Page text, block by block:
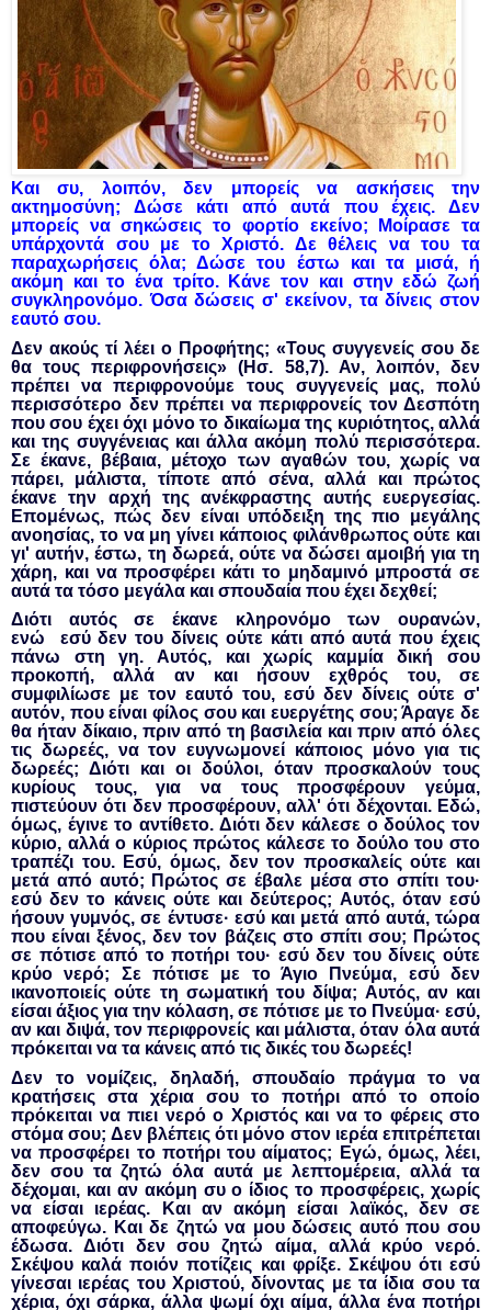
Και συ, λοιπόν, δεν μπορείς να ασκήσεις την
ακτημοσύνη; Δώσε κάτι από αυτά που έχεις. Δεν
μπορείς να σηκώσεις το φορτίο εκείνο; Μοίρασε τα
υπάρχοντά σου με το Χριστό. Δε θέλεις να του τα
παραχωρήσεις όλα; Δώσε του έστω και τα μισά, ή
ακόμη και το ένα τρίτο. Κάνε τον και στην εδώ ζωή
συγκληρονόμο. Όσα δώσεις σ' εκείνον, τα δίνεις στον
εαυτό σου.
Δεν ακούς τί λέει ο Προφήτης; «Τους συγγενείς σου δε
θα τους περιφρονήσεις» (Ησ. 58,7). Αν, λοιπόν, δεν
πρέπει να περιφρονούμε τους συγγενείς μας, πολύ
περισσότερο δεν πρέπει να περιφρονείς τον Δεσπότη
που σου έχει όχι μόνο το δικαίωμα της κυριότητος, αλλά
και της συγγένειας και άλλα ακόμη πολύ περισσότερα.
Σε έκανε, βέβαια, μέτοχο των αγαθών του, χωρίς να
πάρει, μάλιστα, τίποτε από σένα, αλλά και πρώτος
έκανε την αρχή της ανέκφραστης αυτής ευεργεσίας.
Επομένως, πώς δεν είναι υπόδειξη της πιο μεγάλης
ανοησίας, το να μη γίνει κάποιος φιλάνθρωπος ούτε και
γι' αυτήν, έστω, τη δωρεά, ούτε να δώσει αμοιβή για τη
χάρη, και να προσφέρει κάτι το μηδαμινό μπροστά σε
αυτά τα τόσο μεγάλα και σπουδαία που έχει δεχθεί;
Διότι αυτός σε έκανε κληρονόμο των ουρανών,
ενώ
εσύ δεν του δίνεις ούτε κάτι από αυτά που έχεις
πάνω στη γη. Αυτός, και χωρίς καμμία δική σου
προκοπή, αλλά αν και ήσουν εχθρός του, σε
συμφιλίωσε με τον εαυτό του, εσύ δεν δίνεις ούτε σ'
αυτόν, που είναι φίλος σου και ευεργέτης σου; Άραγε δε
θα ήταν δίκαιο, πριν από τη βασιλεία και πριν από όλες
τις δωρεές, να τον ευγνωμονεί κάποιος μόνο για τις
δωρεές; Διότι και οι δούλοι, όταν προσκαλούν τους
κυρίους τους, για να τους προσφέρουν γεύμα,
πιστεύουν ότι δεν προσφέρουν, αλλ' ότι δέχονται. Εδώ,
όμως, έγινε το αντίθετο. Διότι δεν κάλεσε ο δούλος τον
κύριο, αλλά ο κύριος πρώτος κάλεσε το δούλο του στο
τραπέζι του. Εσύ, όμως, δεν τον προσκαλείς ούτε και
μετά από αυτό; Πρώτος σε έβαλε μέσα στο σπίτι του·
εσύ δεν το κάνεις ούτε και δεύτερος; Αυτός, όταν εσύ
ήσουν γυμνός, σε έντυσε· εσύ και μετά από αυτά, τώρα
που είναι ξένος, δεν τον βάζεις στο σπίτι σου; Πρώτος
σε πότισε από το ποτήρι του· εσύ δεν του δίνεις ούτε
κρύο νερό; Σε πότισε με το Άγιο Πνεύμα, εσύ δεν
ικανοποιείς ούτε τη σωματική του δίψα; Αυτός, αν και
είσαι άξιος για την κόλαση, σε πότισε με το Πνεύμα· εσύ,
αν και διψά, τον περιφρονείς και μάλιστα, όταν όλα αυτά
πρόκειται να τα κάνεις από τις δικές του δωρεές!
Δεν το νομίζεις, δηλαδή, σπουδαίο πράγμα το να
κρατήσεις στα χέρια σου το ποτήρι από το οποίο
πρόκειται να πιει νερό ο Χριστός και να το φέρεις στο
στόμα σου; Δεν βλέπεις ότι μόνο στον ιερέα επιτρέπεται
να προσφέρει το ποτήρι του αίματος; Εγώ, όμως, λέει,
δεν σου τα ζητώ όλα αυτά με λεπτομέρεια, αλλά τα
δέχομαι, και αν ακόμη συ ο ίδιος το προσφέρεις, χωρίς
να είσαι ιερέας. Και αν ακόμη είσαι λαϊκός, δεν σε
αποφεύγω. Και δε ζητώ να μου δώσεις αυτό που σου
έδωσα. Διότι δεν σου ζη­τώ αίμα, αλλά κρύο νερό.
Σκέψου καλά ποιόν ποτίζεις και φρίξε. Σκέψου ότι εσύ
γίνεσαι ιερέας του Χριστού, δίνοντας με τα ίδια σου τα
χέρια, όχι σάρκα, άλλα ψωμί όχι αίμα, άλλα ένα ποτήρι